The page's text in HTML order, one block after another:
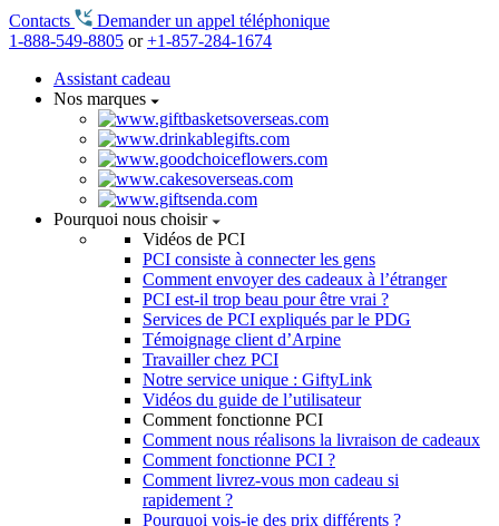
Contacts
Demander un appel téléphonique
1-888-549-8805 or+1-857-284-1674
Assistant cadeau
Nos marques
Pourquoi nous choisir
Vidéos de PCI
PCI consiste à connecter les gens
Comment envoyer des cadeaux à l’étranger
PCI est-il trop beau pour être vrai ?
Services de PCI expliqués par le PDG
Témoignage client d’Arpine
Travailler chez PCI
Notre service unique : GiftyLink
Vidéos du guide de l’utilisateur
Comment fonctionne PCI
Comment nous réalisons la livraison de cadeaux
Comment fonctionne PCI ?
Comment livrez-vous mon cadeau si
rapidement ?
Pourquoi vois-je des prix différents ?